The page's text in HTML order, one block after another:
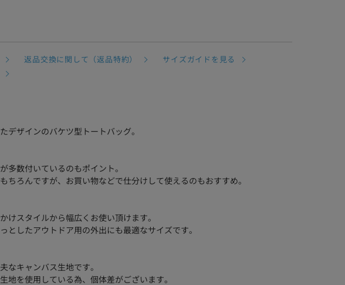
返品交換に関して（返品特約）
サイズガイドを見る
デザインのバケツ型トートバッグ。
多数付いているのもポイント。
ちろんですが、お買い物などで仕分けして使えるのもおすすめ。
けスタイルから幅広くお使い頂けます。
としたアウトドア用の外出にも最適なサイズです。
なキャンバス生地です。
地を使用している為、個体差がございます。